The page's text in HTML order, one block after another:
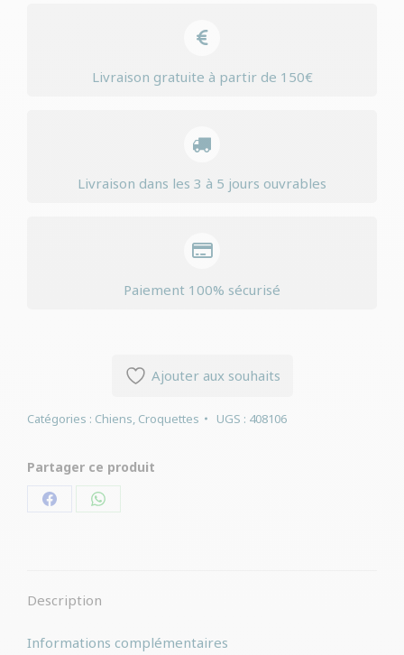
Livraison gratuite à partir de 150€
Livraison dans les 3 à 5 jours ouvrables
Paiement 100% sécurisé
Ajouter aux souhaits
Catégories : Chiens, Croquettes UGS : 408106
Partager ce produit
PartagerPartager
Description
Informations complémentaires